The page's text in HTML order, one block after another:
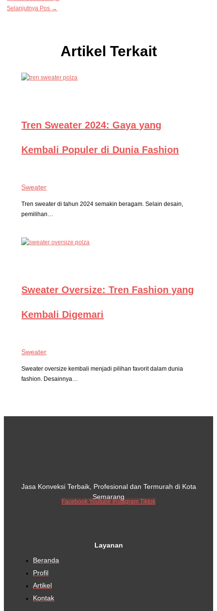
Selanjutnya Pos →
Artikel Terkait
Tren Sweater 2024: Gaya yang
Kembali Populer di Dunia Fashion
Sweater
Tren sweater di tahun 2024 semakin beragam. Selain desain,
pemilihan…
Sweater Oversize: Tren Fashion yang
Kembali Digemari
Sweater
Sweater oversize kembali menjadi pilihan favorit dalam dunia
fashion. Desainnya…
Jasa Konveksi Terbaik, Profesional dan Termurah di Kota
Semarang
Facebook Youtube Instagram Tiktok
Layanan
Beranda
Profil
Artikel
Kontak